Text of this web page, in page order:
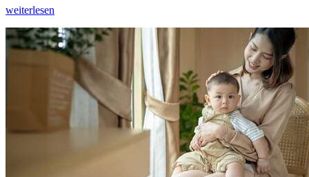
weiterlesen